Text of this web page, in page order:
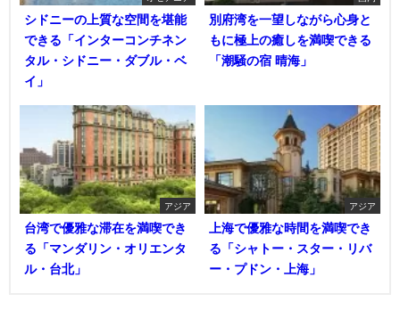
シドニーの上質な空間を堪能
できる「インターコンチネン
タル・シドニー・ダブル・ベ
イ」
別府湾を一望しながら心身と
もに極上の癒しを満喫できる
「潮騒の宿 晴海」
アジア
台湾で優雅な滞在を満喫でき
る「マンダリン・オリエンタ
ル・台北」
アジア
上海で優雅な時間を満喫でき
る「シャトー・スター・リバ
ー・プドン・上海」